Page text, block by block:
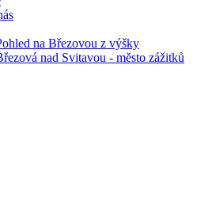
na Březovou z výšky
nad Svitavou - město zážitků